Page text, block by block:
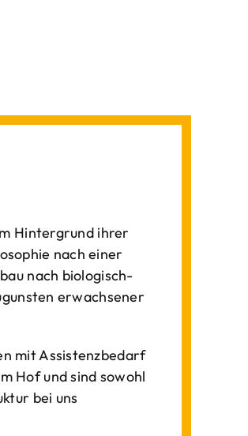
Hintergrund ihrer
nach einer
nach biologisch-
erwachsener
mit Assistenzbedarf
Hof und sind sowohl
bei uns